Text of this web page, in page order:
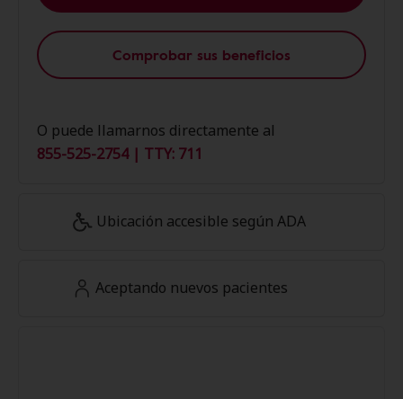
Comprobar sus beneficios
O puede llamarnos directamente al
855-525-2754 | TTY: 711
Ubicación accesible según ADA
Aceptando nuevos pacientes